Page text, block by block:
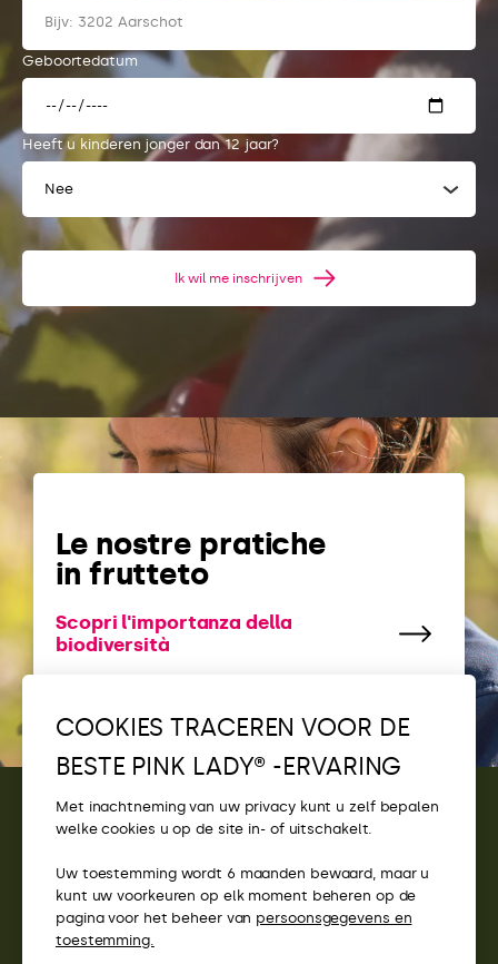
Geboortedatum
Heeft u kinderen jonger dan 12 jaar?
Nee
Ik wil me inschrijven
Le nostre pratiche
in frutteto
Scopri l'importanza della
biodiversità
CONTACT
TOEGANG
PINK LADY® WEBSITES
COOKIES TRACEREN VOOR DE
BESTE PINK LADY® -ERVARING
Met inachtneming van uw privacy kunt u zelf bepalen
welke cookies u op de site in- of uitschakelt.
Uw toestemming wordt 6 maanden bewaard, maar u
kunt uw voorkeuren op elk moment beheren op de
pagina voor het beheer van persoonsgegevens en
toestemming.